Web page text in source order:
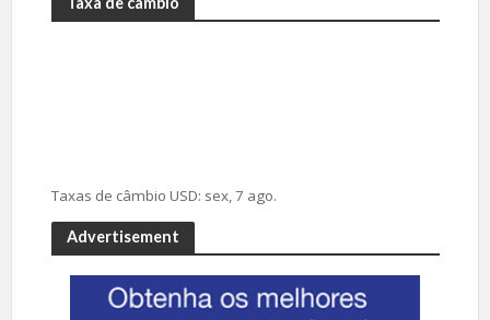
Taxas de câmbio USD: sex, 7 ago.
Advertisement